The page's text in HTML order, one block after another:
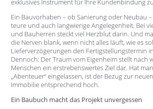
Ein Bauvorhaben – ob Sanierung oder Neubau
teure und auch langwierige Angelegenheit. Bei
und Bauherren steckt viel Herzblut darin. Und
die Nerven blank, wenn nicht alles läuft, wie es
Lieferverzögerungen den Fertigstellungstermin
Dennoch: Der Traum vom Eigenheim stellt nach
Menschen ein erstrebenswertes Ziel dar. Hat
„Abenteuer“ eingelassen, ist der Bezug zur
Immobilie entsprechend hoch.
Ein Baubuch macht das Projekt unvergessen